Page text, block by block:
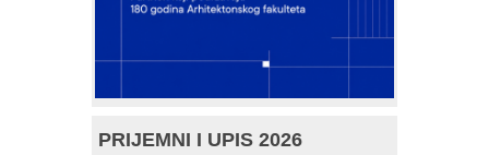
PRIJEMNI I UPIS 2026